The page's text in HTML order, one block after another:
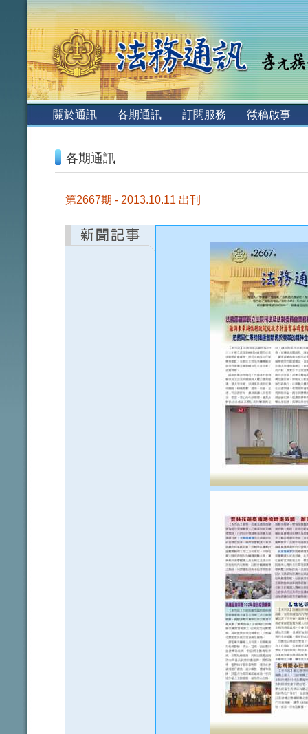
關於通訊 各期通訊 訂閱服務
徵稿啟事
各期通訊
第2667期 - 2013.10.11 出刊